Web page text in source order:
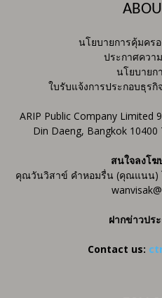
นโยบายการคุ้มคร
ประกาศควา
นโยบายก
ใบรับแจ้งการประกอบธุร
ARIP Public Company Limited
Din Daeng, Bangkok 10400
สนใจลงโ
คุณวันวิสาข์ คำหอมรื่น (คุณแนน)
ฝากข่าวปร
Contact us: